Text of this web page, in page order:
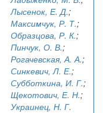
Лысенок, Е. Д.;
Максимчук, Р. Т.;
Образцова, Р. К.;
Пинчук, О. В.;
Рогачевская, А. А.;
Синкевич, Л. Е.;
Субботкина, И. Г.;
Щекотович, Е. Н.;
Украинец, Н. Г.